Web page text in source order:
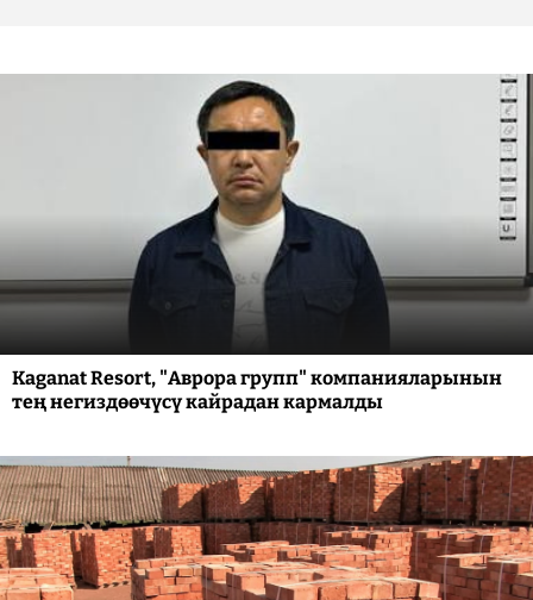
Kaganat Resort, "Аврора групп" компанияларынын
тең негиздөөчүсү кайрадан кармалды